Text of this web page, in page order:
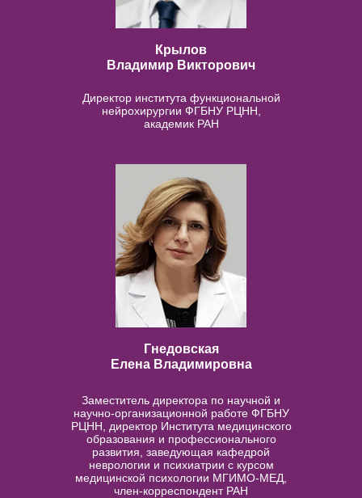
Заместитель директора по научной и
научно-организационной работе ФГБНУ
РЦНН, директор Института медицинского
образования и профессионального
развития, заведующая кафедрой
неврологии и психиатрии с курсом
медицинской психологии МГИМО-МЕД,
член-корреспондент РАН
Гнедовская
Елена Владимировна
Крылов
Владимир Викторович
Директор института функциональной
нейрохирургии ФГБНУ РЦНН,
академик РАН